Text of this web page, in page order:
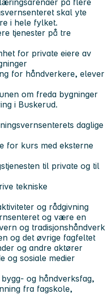
skal yte
i hele fylket.
tjenester på tre
for private eiere av
for håndverkere, elever
om freda bygninger
i Buskerud.
daglige
for kurs med eksterne
til private og til
tekniske
og rådgivning
og være en
og tradisjonshåndverk
og det øvrige fagfeltet
og andre aktører
og sosiale medier
og håndverksfag,
fra fagskole,